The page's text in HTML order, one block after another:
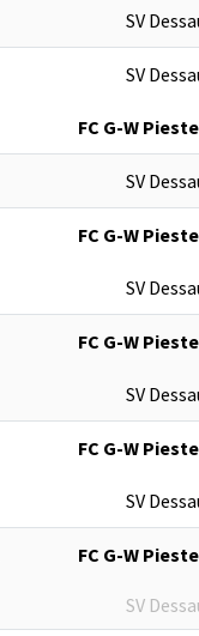
SV
SV
FC G-W
SV
FC G-W
SV
FC G-W
SV
FC G-W
SV
FC G-W
SV